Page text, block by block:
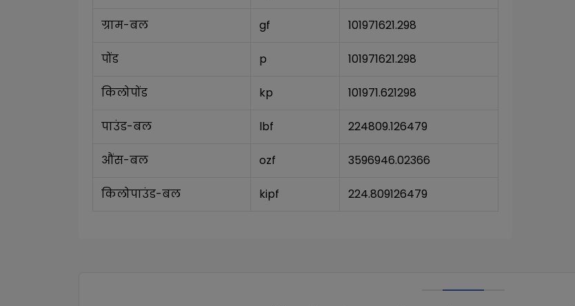
ग्राम-बल gf 101971621.298
पोंड p 101971621.298
किलोपोंड kp 101971.621298
पाउंड-बल lbf 224809.126479
औंस-बल ozf 3596946.02366
किलोपाउंड-बल kipf 224.809126479